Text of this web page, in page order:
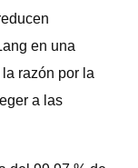
en una
razón por la
a las